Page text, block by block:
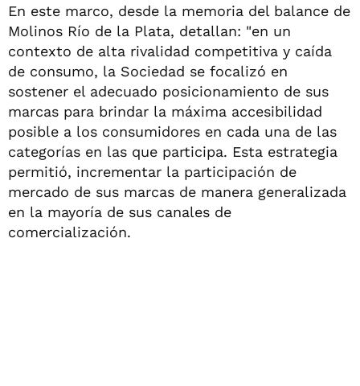
En este marco, desde la memoria del balance de
Molinos Río de la Plata, detallan: "en un
contexto de alta rivalidad competitiva y caída
de consumo, la Sociedad se focalizó en
sostener el adecuado posicionamiento de sus
marcas para brindar la máxima accesibilidad
posible a los consumidores en cada una de las
categorías en las que participa. Esta estrategia
permitió, incrementar la participación de
mercado de sus marcas de manera generalizada
en la mayoría de sus canales de
comercialización.